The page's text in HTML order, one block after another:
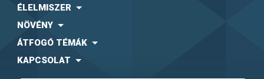
ÉLELMISZER
NÖVÉNY
ÁTFOGÓ TÉMÁK
KAPCSOLAT